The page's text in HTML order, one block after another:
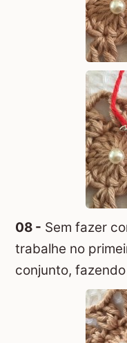
08 - Sem fazer
trabalhe no
conjunto,